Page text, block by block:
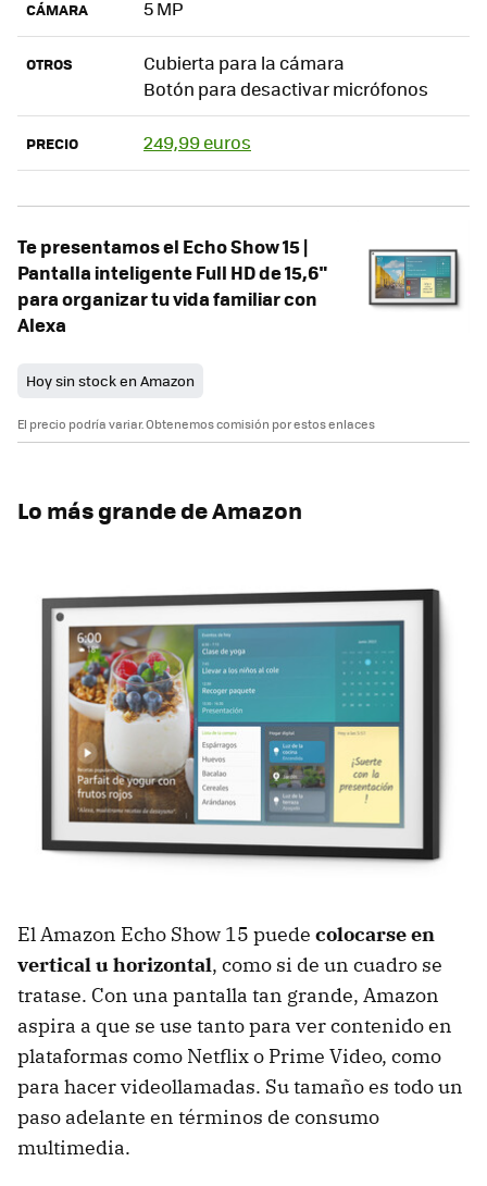
CÁMARA 5 MP
OTROS
Cubierta para la cámara
Botón para desactivar micrófonos
PRECIO 249,99 euros
Te presentamos el Echo Show 15 |
Pantalla inteligente Full HD de 15,6"
para organizar tu vida familiar con
Alexa
Hoy sin stock en Amazon
El precio podría variar. Obtenemos comisión por estos enlaces
Lo más grande de Amazon
El Amazon Echo Show 15 puede colocarse en
vertical u horizontal, como si de un cuadro se
tratase. Con una pantalla tan grande, Amazon
aspira a que se use tanto para ver contenido en
plataformas como Netflix o Prime Video, como
para hacer videollamadas. Su tamaño es todo un
paso adelante en términos de consumo
multimedia.